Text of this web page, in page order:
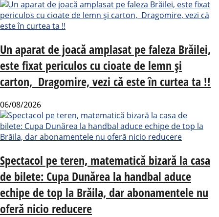
Un aparat de joacă amplasat pe faleza Brăilei,
este fixat periculos cu cioate de lemn și
carton, Dragomire, vezi că este în curtea ta !!
06/08/2026
Spectacol pe teren, matematică bizară la casa
de bilete: Cupa Dunărea la handbal aduce
echipe de top la Brăila, dar abonamentele nu
oferă nicio reducere